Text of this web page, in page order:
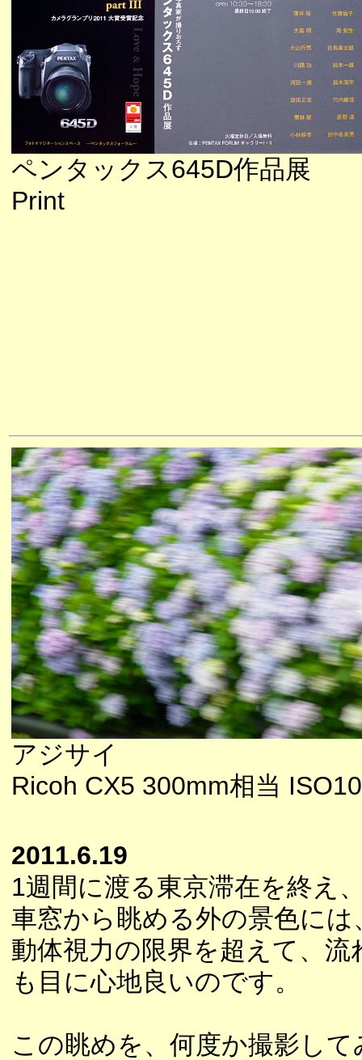
ペンタックス645D作品展
Print
アジサイ
Ricoh CX5 300mm相当
2011.6.19
1週間に渡る東京滞在を終え
車窓から眺める外の景色に
動体視力の限界を超えて、
も目に心地良いのです。
この眺めを、何度か撮影し